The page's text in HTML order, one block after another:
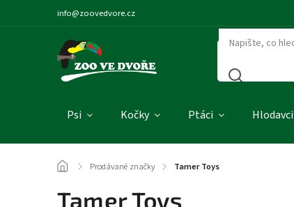
info@zoovedvore.cz
Psi Kočky Ptáci Hlodavci
/ Prodávané značky / Tamer Toys
Tamer Toys